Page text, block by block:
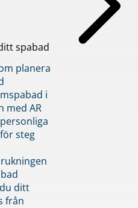
spabad
planera
i
med AR
steg
ditt
från